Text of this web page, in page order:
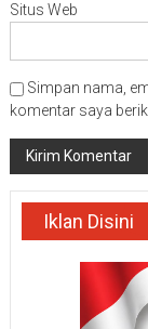
Situs Web
Simpan nama,
komentar saya
Iklan Disini